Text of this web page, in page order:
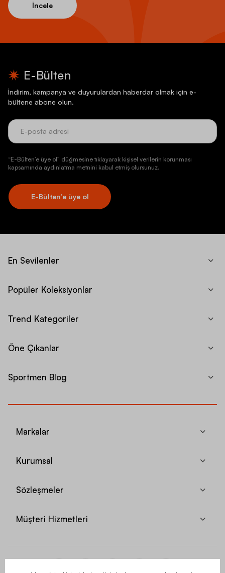
İncele
E-Bülten
İndirim, kampanya ve duyurulardan haberdar olmak için e-
bültene abone olun.
“E-Bülten’e üye ol” düğmesine tıklayarak kişisel verilerin korunması
kapsamında aydınlatma metnini kabul etmiş olursunuz.
E-Bülten’e üye ol
En Sevilenler
Popüler Koleksiyonlar
Trend Kategoriler
Öne Çıkanlar
Sportmen Blog
Markalar
Kurumsal
Sözleşmeler
Müşteri Hizmetleri